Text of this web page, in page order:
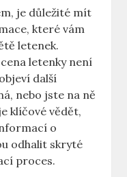
je důležité mít
které vám
letenek.
letenky není
další
nebo jste na ně
klíčové vědět,
o
odhalit skryté
proces.